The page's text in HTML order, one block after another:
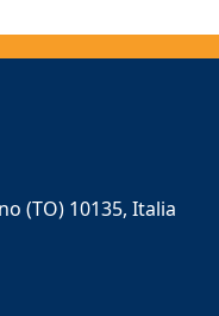
(TO) 10135, Italia